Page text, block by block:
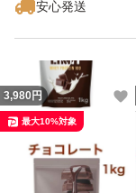
安心発送
3,980 円
最大10%対象